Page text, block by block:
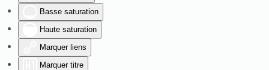
Basse saturation
Haute saturation
Marquer liens
Marquer titre